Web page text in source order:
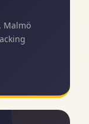
Malmö